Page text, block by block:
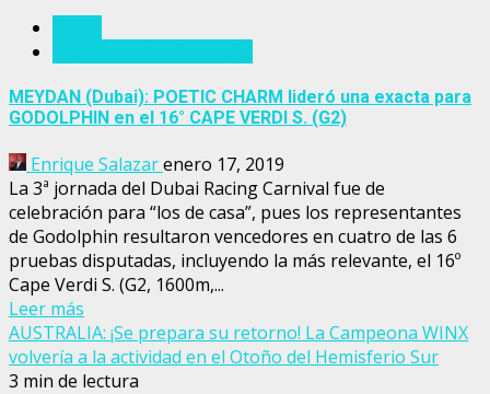
MEYDAN (Dubai): POETIC CHARM lideró una exacta para
GODOLPHIN en el 16° CAPE VERDI S. (G2)
Enrique Salazarenero 17, 2019
La 3ª jornada del Dubai Racing Carnival fue de
celebración para “los de casa”, pues los representantes
de Godolphin resultaron vencedores en cuatro de las 6
pruebas disputadas, incluyendo la más relevante, el 16º
Cape Verdi S. (G2, 1600m,...
Leer más
AUSTRALIA: ¡Se prepara su retorno! La Campeona WINX
volvería a la actividad en el Otoño del Hemisferio Sur
3 min de lectura